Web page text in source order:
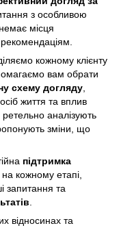
з особливою
місця
кожному клієнту
вам обрати
схему догляду
життя та вплив
ретельно аналізують
зміни, що
підтримка
кожному етапі,
запитання та
відносинах та